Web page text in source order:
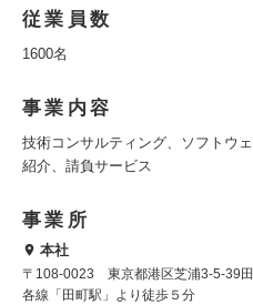
従業員数
1600名
事業内容
技術コンサルティング、ソフトウ
紹介、請負サービス
事業所
本社
〒108-0023 東京都港区芝浦3-5-39
各線「田町駅」より徒歩５分